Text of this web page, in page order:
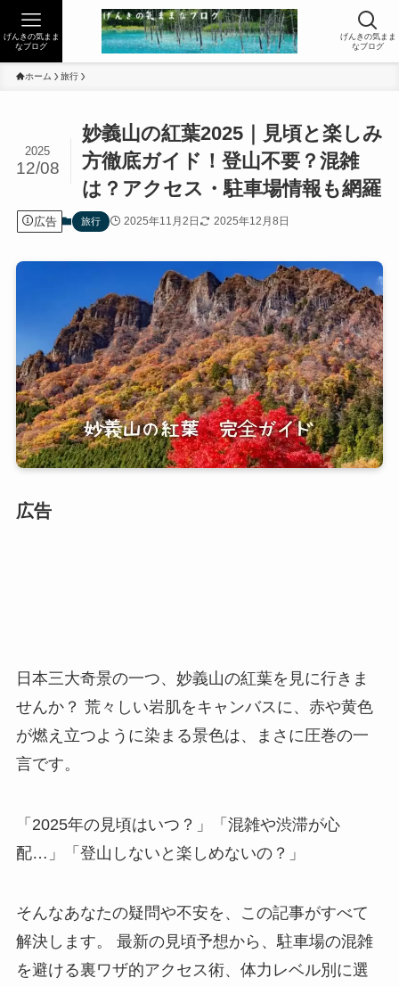
げんきの気まま
なブログ
げんきの気まま
なブログ
ホーム 旅行
妙義山の紅葉2025｜見頃と楽しみ
方徹底ガイド！登山不要？混雑
は？アクセス・駐車場情報も網羅
2025
12/08
広告 旅行 2025年11月2日 2025年12月8日
広告
日本三大奇景の一つ、妙義山の紅葉を見に行きま
せんか？ 荒々しい岩肌をキャンバスに、赤や黄色
が燃え立つように染まる景色は、まさに圧巻の一
言です。
「2025年の見頃はいつ？」「混雑や渋滞が心
配…」「登山しないと楽しめないの？」
そんなあなたの疑問や不安を、この記事がすべて
解決します。 最新の見頃予想から、駐車場の混雑
を避ける裏ワザ的アクセス術、体力レベル別に選